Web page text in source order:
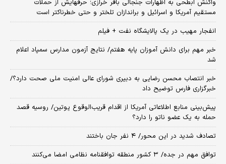
واکنش ابطحی به اظهارات جنجالی باقر خرازی؛ حرفهایش از حملات
مستقیم آمریکا و اسرائیل و براندازان تلختر و حتی خطرناکتر است
انفجار مهیب در یک پالایشگاه نفت + فیلم
خبر مهم برای دانش آموزان پایه هفتم/ نتایج آزمون مدارس سمپاد اعلام
شد
خبر انتصاب محسن رضایی به دبیری شورای عالی امنیت ملی صحت دارد؟/
خبرگزاری فارس توضیح داد
پیش‌بینی منابع اطلاعاتی آمریکا از اقدام قریب‌الوقوع پوتین/ روسیه قصد
حمله به یک عضو ناتو را دارد؟
تصادف شدید در این محور/ ۴ نفر جان باختند
توافق مهم در جده/ ۳ کشور منطقه توافقنامه نظامی امضا می‌کنند